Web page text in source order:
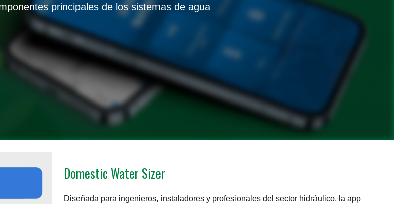
principales de los sistemas de agua
Domestic Water Sizer
Diseñada para ingenieros, instaladores y profesionales del sector hidráulico, la app